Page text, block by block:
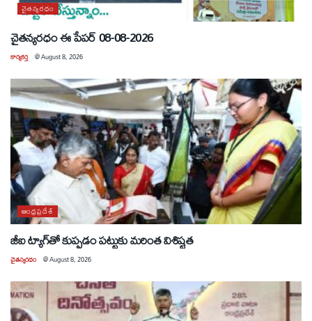
చైతన్యరధం
చైతన్యరధం ఈ పేపర్ 08-08-2026
కార్యకర్త @August 8, 2026
ఆంధ్రప్రదేశ్
జీఐ ట్యాగ్‌తో కుప్పడం పట్టుకు మరింత విశిష్టత
చైతన్యరధం @August 8, 2026